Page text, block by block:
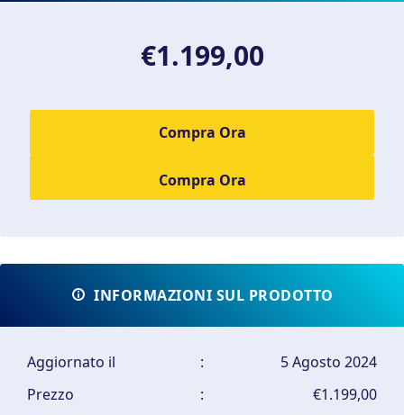
€1.199,00
Compra Ora
INFORMAZIONI SUL PRODOTTO
Aggiornato il :
5 Agosto 2024
Prezzo
:
€1.199,00